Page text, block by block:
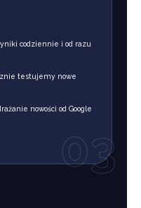
codziennie i od razu
testujemy nowe
nowości od Google
03